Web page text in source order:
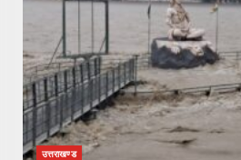
उत्तराखण्ड